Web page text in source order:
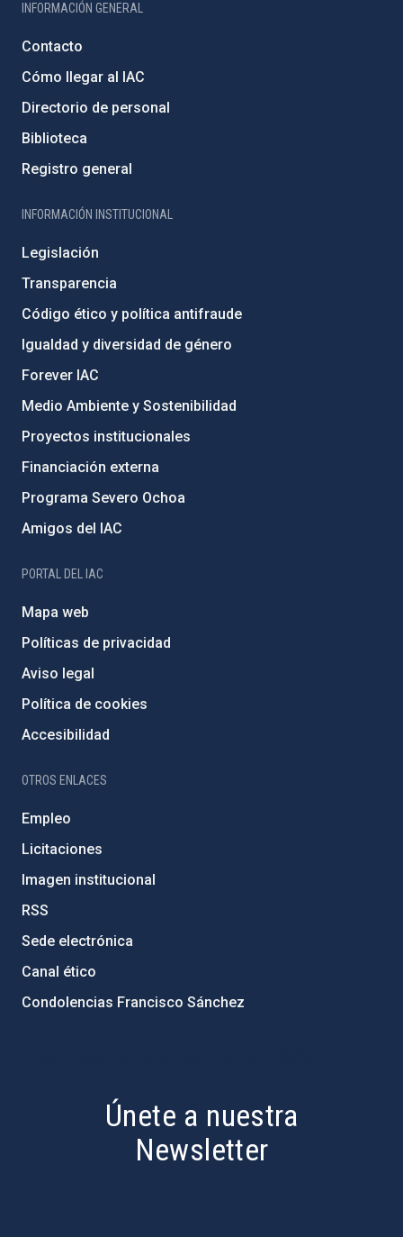
INFORMACIÓN GENERAL
Contacto
Cómo llegar al IAC
Directorio de personal
Biblioteca
Registro general
INFORMACIÓN INSTITUCIONAL
Legislación
Transparencia
Código ético y política antifraude
Igualdad y diversidad de género
Forever IAC
Medio Ambiente y Sostenibilidad
Proyectos institucionales
Financiación externa
Programa Severo Ochoa
Amigos del IAC
PORTAL DEL IAC
Mapa web
Políticas de privacidad
Aviso legal
Política de cookies
Accesibilidad
OTROS ENLACES
Empleo
Licitaciones
Imagen institucional
RSS
Sede electrónica
Canal ético
Condolencias Francisco Sánchez
Únete a nuestra
Newsletter